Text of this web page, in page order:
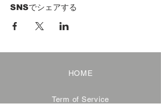
SNSでシェアする
HOME
Term of Service